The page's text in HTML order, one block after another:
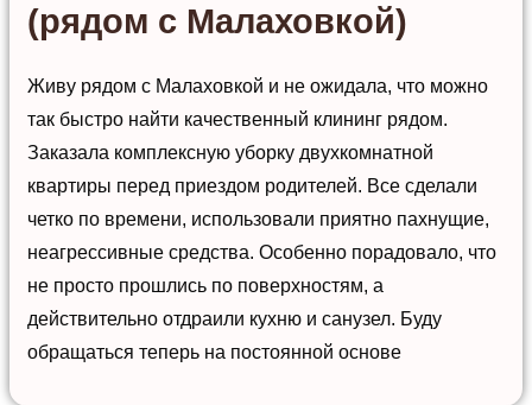
(рядом с Малаховкой)
Живу рядом с Малаховкой и не ожидала, что можно
так быстро найти качественный клининг рядом.
Заказала комплексную уборку двухкомнатной
квартиры перед приездом родителей. Все сделали
четко по времени, использовали приятно пахнущие,
неагрессивные средства. Особенно порадовало, что
не просто прошлись по поверхностям, а
действительно отдраили кухню и санузел. Буду
обращаться теперь на постоянной основе